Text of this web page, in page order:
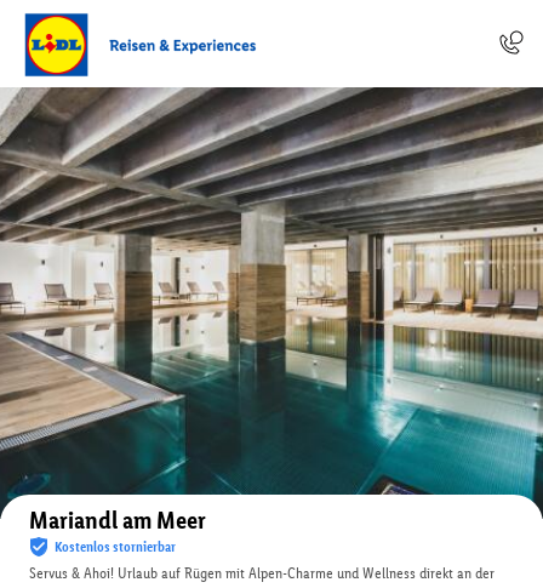
Auf der Karte anzeigen
Mariandl am Meer
Kostenlos stornierbar
Servus & Ahoi! Urlaub auf Rügen mit Alpen-Charme und Wellness direkt an der